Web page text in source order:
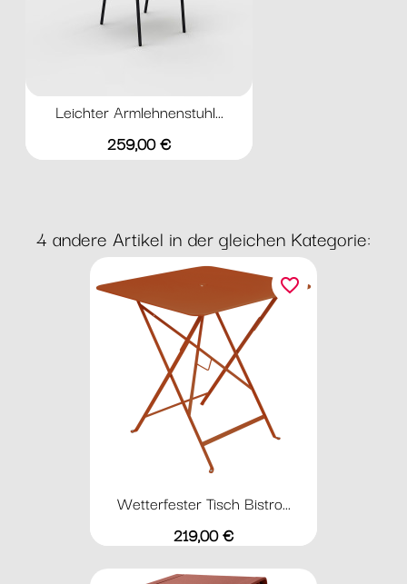
Leichter Armlehnenstuhl...
Preis
259,00 €
4 andere Artikel in der gleichen Kategorie:
Wetterfester Tisch Bistro...
Preis
219,00 €
favorite_border